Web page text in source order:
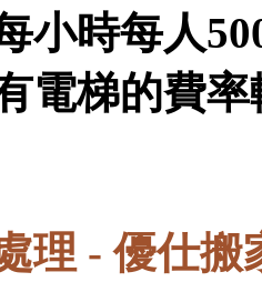
小時每人
電梯的費
理 - 優仕搬